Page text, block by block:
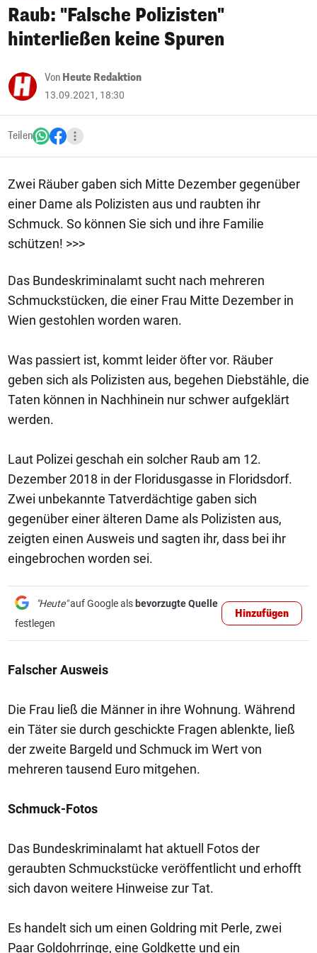
Raub: "Falsche Polizisten"
hinterließen keine Spuren
Von Heute Redaktion
13.09.2021, 18:30
Teilen
Zwei Räuber gaben sich Mitte Dezember gegenüber
einer Dame als Polizisten aus und raubten ihr
Schmuck. So können Sie sich und ihre Familie
schützen! >>>
Das Bundeskriminalamt sucht nach mehreren
Schmuckstücken, die einer Frau Mitte Dezember in
Wien gestohlen worden waren.
Was passiert ist, kommt leider öfter vor. Räuber
geben sich als Polizisten aus, begehen Diebstähle, die
Taten können in Nachhinein nur schwer aufgeklärt
werden.
Laut Polizei geschah ein solcher Raub am 12.
Dezember 2018 in der Floridusgasse in Floridsdorf.
Zwei unbekannte Tatverdächtige gaben sich
gegenüber einer älteren Dame als Polizisten aus,
zeigten einen Ausweis und sagten ihr, dass bei ihr
eingebrochen worden sei.
"Heute"auf Google als bevorzugte Quelle
festlegen
Hinzufügen
Falscher Ausweis
Die Frau ließ die Männer in ihre Wohnung. Während
ein Täter sie durch geschickte Fragen ablenkte, ließ
der zweite Bargeld und Schmuck im Wert von
mehreren tausend Euro mitgehen.
Schmuck-Fotos
Das Bundeskriminalamt hat aktuell Fotos der
geraubten Schmuckstücke veröffentlicht und erhofft
sich davon weitere Hinweise zur Tat.
Es handelt sich um einen Goldring mit Perle, zwei
Paar Goldohrringe, eine Goldkette und ein